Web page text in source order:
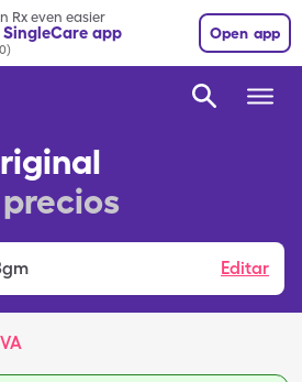
Rx even easier
app Open app
Editar